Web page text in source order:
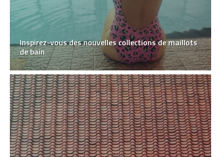
Inspirez-vous des nouvelles collections de maillots
de bain